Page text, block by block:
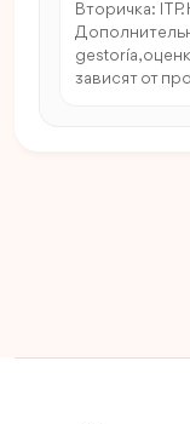
Вторичка:
gestoría,
зависят от